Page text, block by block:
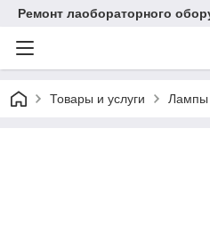
Ремонт лаобораторного
Товары и услуги Лампы